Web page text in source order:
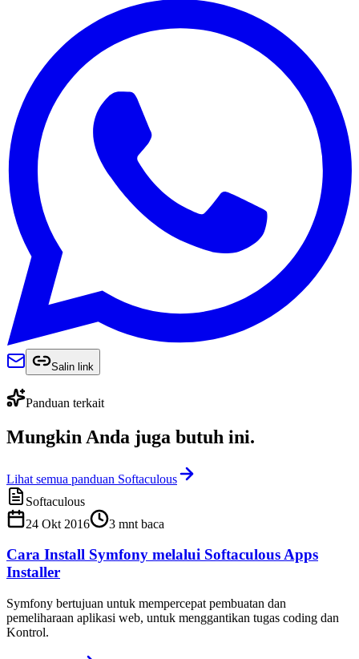
Salin link
Panduan terkait
Mungkin Anda juga butuh ini.
Lihat semua panduan Softaculous
Softaculous
24 Okt 2016
3 mnt baca
Cara Install Symfony melalui Softaculous Apps
Installer
Symfony bertujuan untuk mempercepat pembuatan dan
pemeliharaan aplikasi web, untuk menggantikan tugas coding dan
Kontrol.